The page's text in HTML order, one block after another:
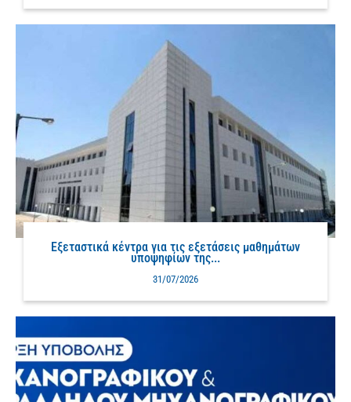
Εξεταστικά κέντρα για τις εξετάσεις μαθημάτων
υποψηφίων της...
31/07/2026